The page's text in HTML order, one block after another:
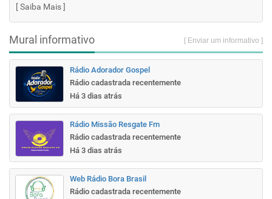
[Saiba Mais]
Mural informativo [ Enviar um informativo ]
Rádio Adorador Gospel
Rádio cadastrada recentemente
Há 3 dias atrás
Rádio Missão Resgate Fm
Rádio cadastrada recentemente
Há 3 dias atrás
Web Rádio Bora Brasil
Rádio cadastrada recentemente